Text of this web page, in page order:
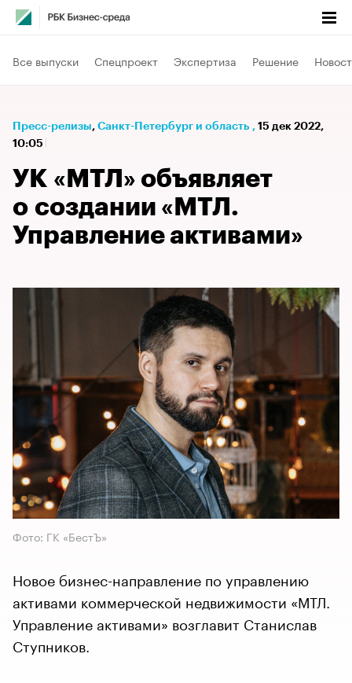
Все выпуски Спецпроект Экспертиза Решение
Пресс-релизы⁠, Санкт-Петербург и область , 15 дек 2022,
10:05
УК «МТЛ» объявляет
о создании «МТЛ.
Управление активами»
Фото: ГК «БестЪ»
Новое бизнес-направление по управлению
активами коммерческой недвижимости «МТЛ.
Управление активами» возглавит Станислав
Ступников.